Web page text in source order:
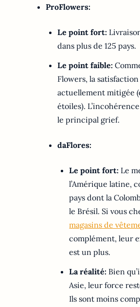
ProFlowers:
Le point fort:
dans plus de 125 pays.
Le point faible:
Flowers, la
actuellement mitigée
étoiles).
le principal grief.
daFlores:
Le point fort: Le
l’Amérique latine,
pays dont la
le Brésil. Si vous
magasins de
complément, leur
est un plus.
La réalité: Bien
Asie, leur force
Ils sont moins